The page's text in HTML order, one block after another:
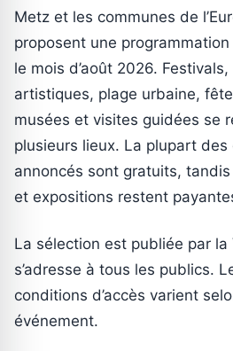
Metz et les communes de
proposent une
le mois d’août 2026.
artistiques, plage urbaine,
musées et visites guidées se
plusieurs lieux. La plupart
annoncés sont gratuits,
et expositions restent
La sélection est publiée par
s’adresse à tous les publics.
conditions d’accès varient
événement.